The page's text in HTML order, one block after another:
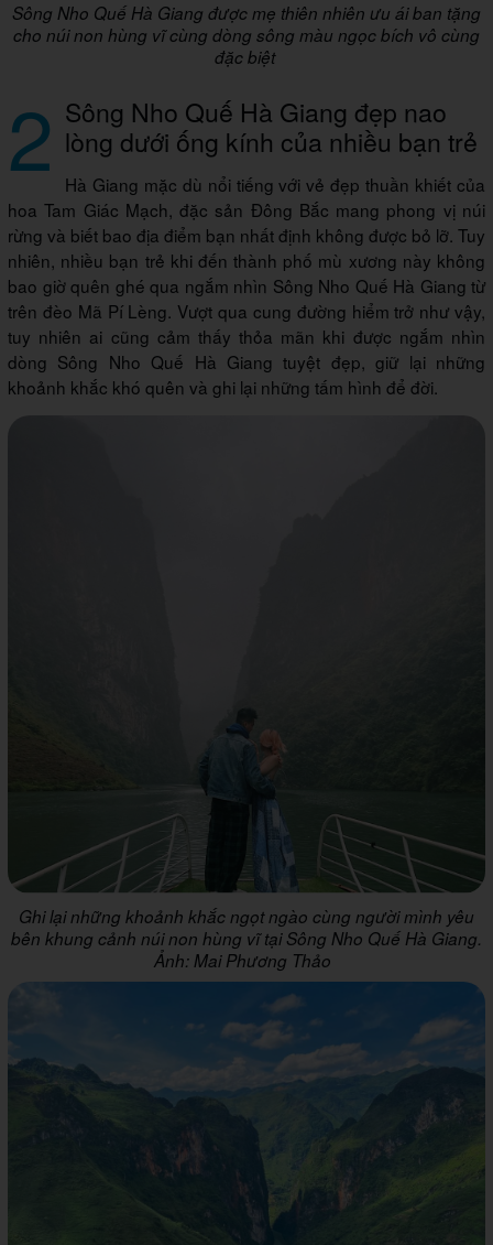
Sông Nho Quế Hà Giang được mẹ thiên nhiên ưu ái ban tặng
cho núi non hùng vĩ cùng dòng sông màu ngọc bích vô cùng
đặc biệt
2 Sông Nho Quế Hà Giang đẹp nao
lòng dưới ống kính của nhiều bạn trẻ
Hà Giang mặc dù nổi tiếng với vẻ đẹp thuần khiết của
hoa Tam Giác Mạch, đặc sản Đông Bắc mang phong vị núi
rừng và biết bao địa điểm bạn nhất định không được bỏ lỡ. Tuy
nhiên, nhiều bạn trẻ khi đến thành phố mù xương này không
bao giờ quên ghé qua ngắm nhìn Sông Nho Quế Hà Giang từ
trên đèo Mã Pí Lèng. Vượt qua cung đường hiểm trở như vậy,
tuy nhiên ai cũng cảm thấy thỏa mãn khi được ngắm nhìn
dòng Sông Nho Quế Hà Giang tuyệt đẹp, giữ lại những
khoảnh khắc khó quên và ghi lại những tấm hình để đời.
Ghi lại những khoảnh khắc ngọt ngào cùng người mình yêu
bên khung cảnh núi non hùng vĩ tại Sông Nho Quế Hà Giang.
Ảnh: Mai Phương Thảo